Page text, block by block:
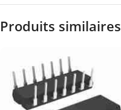
Produits similaires